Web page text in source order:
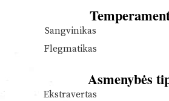
Sangvinikas
Flegmatikas
Asmenybės
Ekstravertas